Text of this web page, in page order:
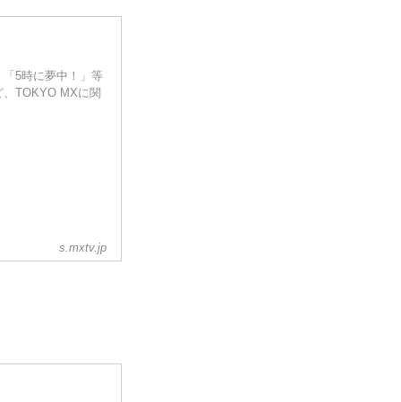
5時に夢中！」等
TOKYO MXに関
s.mxtv.jp